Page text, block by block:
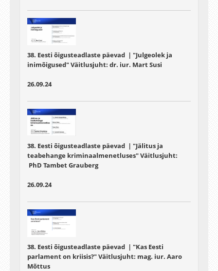
38. Eesti õigusteadlaste päevad | "Julgeolek ja
inimõigused" Väitlusjuht: dr. iur. Mart Susi
26.09.24
38. Eesti õigusteadlaste päevad | "Jälitus ja
teabehange kriminaalmenetluses" Väitlusjuht:
PhD Tambet Grauberg
26.09.24
38. Eesti õigusteadlaste päevad | "Kas Eesti
parlament on kriisis?" Väitlusjuht: mag. iur. Aaro
Mõttus